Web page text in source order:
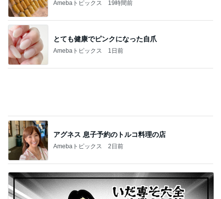
Amebaトピックス 19時間前
とても健康でピンクになった自爪
Amebaトピックス 1日前
アグネス 息子予約のトルコ料理の店
Amebaトピックス 2日前